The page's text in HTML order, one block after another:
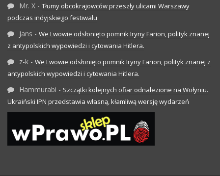
Mr. X - Tłumy obcokrajowców przeszły ulicami Warszawy
podczas indyjskiego festiwalu
Jans - We Lwowie odsłonięto pomnik Iryny Farion, polityk znanej
z antypolskich wypowiedzi i cytowania Hitlera.
z-k - We Lwowie odsłonięto pomnik Iryny Farion, polityk znanej z
antypolskich wypowiedzi i cytowania Hitlera.
Hammurabi - Szczątki kolejnych ofiar odnalezione na Wołyniu.
Ukraiński IPN przedstawia własną, kłamliwą wersję wydarzeń